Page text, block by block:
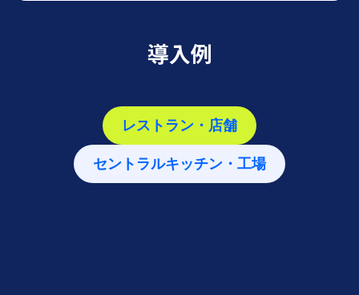
導入例
レストラン・店舗
セントラルキッチン・工場